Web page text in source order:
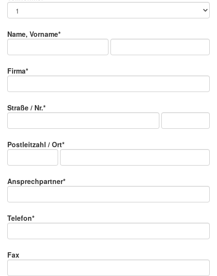
Name, Vorname*
Firma*
Straße / Nr.*
Postleitzahl / Ort*
Ansprechpartner*
Telefon*
Fax